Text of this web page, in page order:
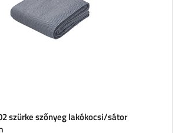
szürke szőnyeg lakókocsi/sátor